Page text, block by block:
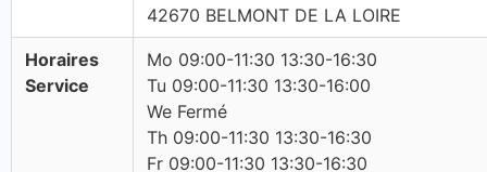
42670 BELMONT DE LA LOIRE
Horaires
Service
Mo 09:00-11:30 13:30-16:30
Tu 09:00-11:30 13:30-16:00
We Fermé
Th 09:00-11:30 13:30-16:30
Fr 09:00-11:30 13:30-16:30